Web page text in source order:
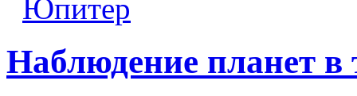
Юпитер
Наблюдение планет в